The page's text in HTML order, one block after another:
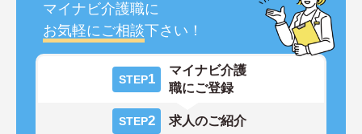
マイナビ介護職に
お気軽にご相談下さい！
STEP1
マイナビ介護
職にご登録
STEP2 求人のご紹介